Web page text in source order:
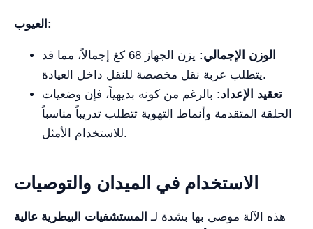
العيوب:
الوزن الإجمالي:
يزن الجهاز 68 كغ إجمالاً، مما قد
يتطلب عربة نقل مخصصة للنقل داخل العيادة.
تعقيد الإعداد: بالرغم من كونه بديهياً، فإن وضعيات
الحلقة المتقدمة وأنماط التهوية تتطلب تدريباً مناسباً
للاستخدام الأمثل.
الاستخدام في الميدان والتوصيات
هذه الآلة موصى بها بشدة لـ المستشفيات البيطرية عالية